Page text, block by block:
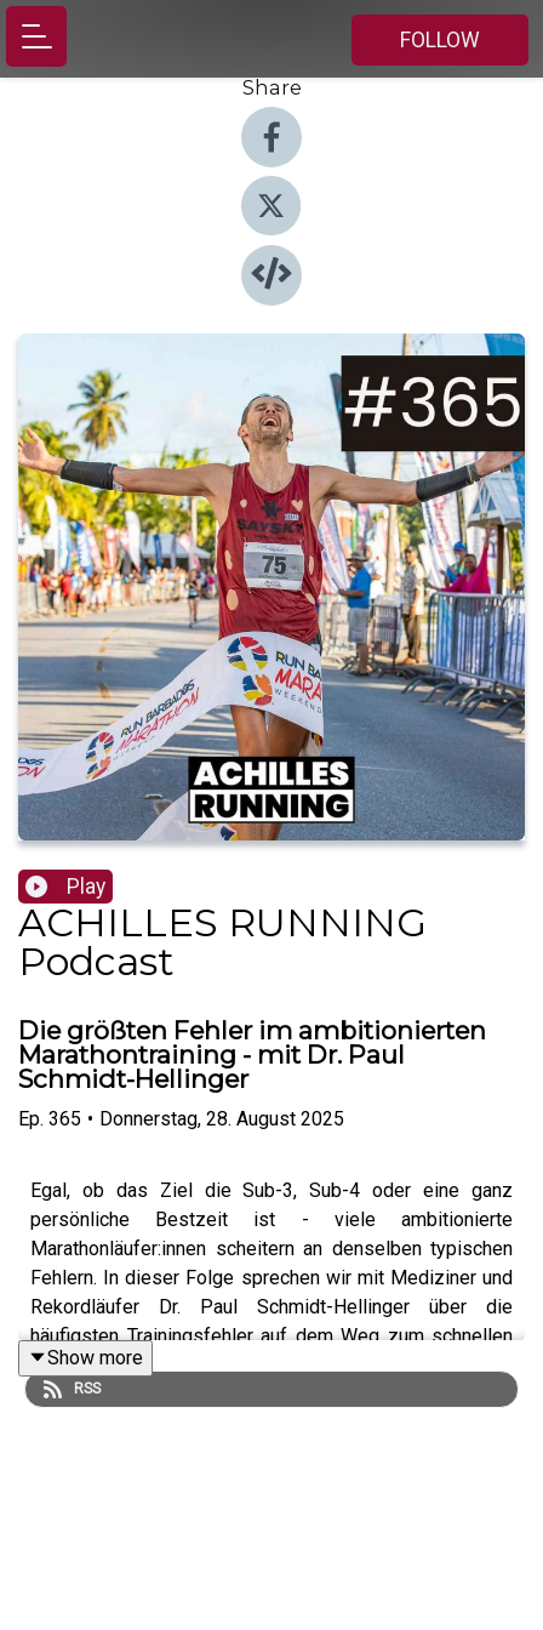
FOLLOW
Share
Play
ACHILLES RUNNING
Podcast
Die größten Fehler im ambitionierten
Marathontraining - mit Dr. Paul
Schmidt-Hellinger
Ep. 365 • Donnerstag, 28. August 2025
Egal, ob das Ziel die Sub-3, Sub-4 oder eine ganz
persönliche Bestzeit ist - viele ambitionierte
Marathonläufer:innen scheitern an denselben typischen
Fehlern. In dieser Folge sprechen wir mit Mediziner und
Rekordläufer Dr. Paul Schmidt-Hellinger über die
häufigsten Trainingsfehler auf dem Weg zum schnellen
Marathon. Wir klären, warum ein zu starrer Trainingsplan
zur Stolperfalle werden kann und welche Rolle Ernährung,
Show more
RSS